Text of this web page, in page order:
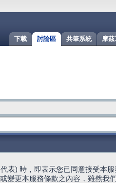
摩
共筆系統
討論區
下載
表) 時，即表示您已同意接受本
變更本服務條款之內容，雖然我